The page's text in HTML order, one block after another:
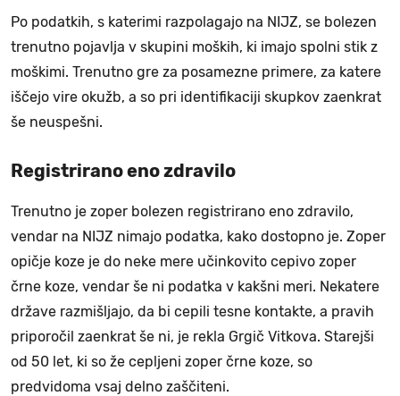
Po podatkih, s katerimi razpolagajo na NIJZ, se bolezen
trenutno pojavlja v skupini moških, ki imajo spolni stik z
moškimi. Trenutno gre za posamezne primere, za katere
iščejo vire okužb, a so pri identifikaciji skupkov zaenkrat
še neuspešni.
Registrirano eno zdravilo
Trenutno je zoper bolezen registrirano eno zdravilo,
vendar na NIJZ nimajo podatka, kako dostopno je. Zoper
opičje koze je do neke mere učinkovito cepivo zoper
črne koze, vendar še ni podatka v kakšni meri. Nekatere
države razmišljajo, da bi cepili tesne kontakte, a pravih
priporočil zaenkrat še ni, je rekla Grgič Vitkova. Starejši
od 50 let, ki so že cepljeni zoper črne koze, so
predvidoma vsaj delno zaščiteni.